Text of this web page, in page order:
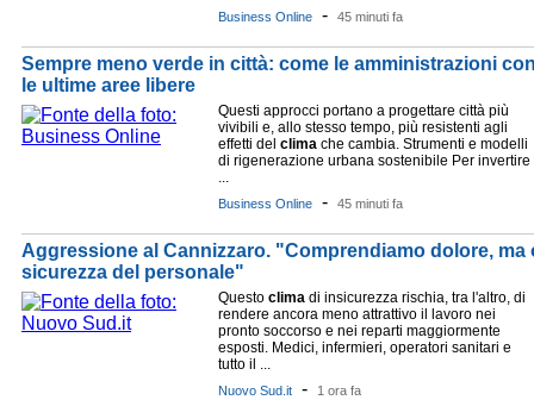
Business Online - 45 minuti fa
Sempre meno verde in città: come le amministrazioni
le ultime aree libere
Questi approcci portano a progettare città più
vivibili e, allo stesso tempo, più resistenti agli
effetti del clima che cambia. Strumenti e modelli
di rigenerazione urbana sostenibile Per invertire
...
Business Online - 45 minuti fa
Aggressione al Cannizzaro. "Comprendiamo dolore, ma
sicurezza del personale"
Questo clima di insicurezza rischia, tra l'altro, di
rendere ancora meno attrattivo il lavoro nei
pronto soccorso e nei reparti maggiormente
esposti. Medici, infermieri, operatori sanitari e
tutto il ...
Nuovo Sud.it - 1 ora fa